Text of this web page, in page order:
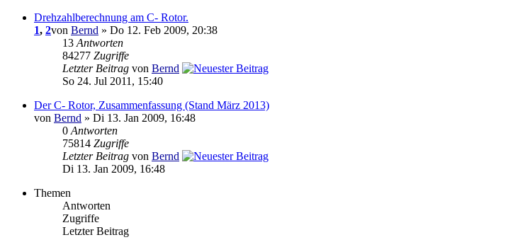
Drehzahlberechnung am C- Rotor.
1, 2von Bernd » Do 12. Feb 2009, 20:38
13 Antworten
84277 Zugriffe
Letzter Beitrag von Bernd
So 24. Jul 2011, 15:40
Der C- Rotor, Zusammenfassung (Stand März 2013)
von Bernd » Di 13. Jan 2009, 16:48
0 Antworten
75814 Zugriffe
Letzter Beitrag von Bernd
Di 13. Jan 2009, 16:48
Themen
Antworten
Zugriffe
Letzter Beitrag